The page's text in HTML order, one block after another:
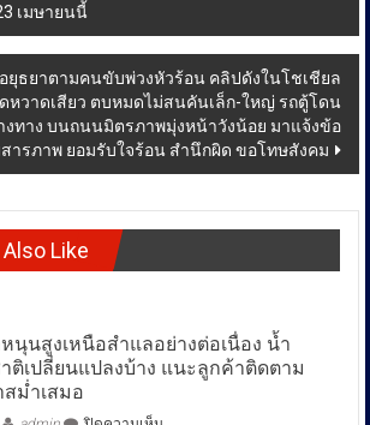
เมษายนนี้
ยุธยาตามคนขับพ่วงหัวร้อน คลิปดังในโชเชียล
ดหวาดเสียว ตบหมดไม่สนคันเล็ก-ใหญ่ รถตู้โดน
งทาง บนถนนมิตรภาพมุ่งหน้าวังน้อย มาแจ้งข้อ
สารภาพ ยอมรับใจร้อน สำนึกผิด ขอโทษสังคม
Like
หนุนสูงเหนือสำแลอย่างต่อเนื่อง น้ำ
ติเปลี่ยนแปลงบ้าง แนะลูกค้าติดตาม
ม่ำเสมอ